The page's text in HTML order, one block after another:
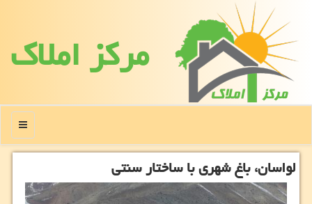
مركز املاك
منو
لواسان، باغ شهری با ساختار سنتی